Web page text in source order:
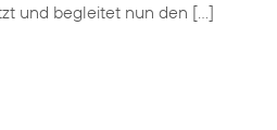
und begleitet nun den […]